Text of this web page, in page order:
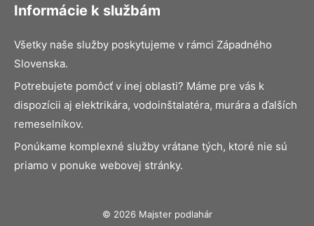
Informácie k službám
Všetky naše služby poskytujeme v rámci Západného
Slovenska.
Potrebujete pomôcť v inej oblasti? Máme pre vás k
dispozícii aj elektrikára, vodoinštalatéra, murára a ďalších
remeselníkov.
Ponúkame komplexné služby vrátane tých, ktoré nie sú
priamo v ponuke webovej stránky.
© 2026 Majster podlahár